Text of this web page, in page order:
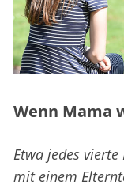
Wenn Mama
Etwa jedes
mit einem